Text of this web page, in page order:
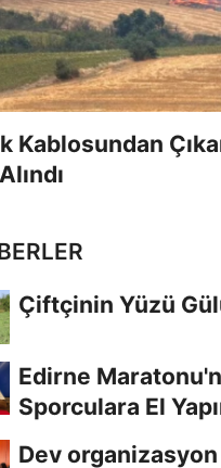
Kablosundan
Çiftçinin Yüzü
Edirne
Sporculara El
Dev